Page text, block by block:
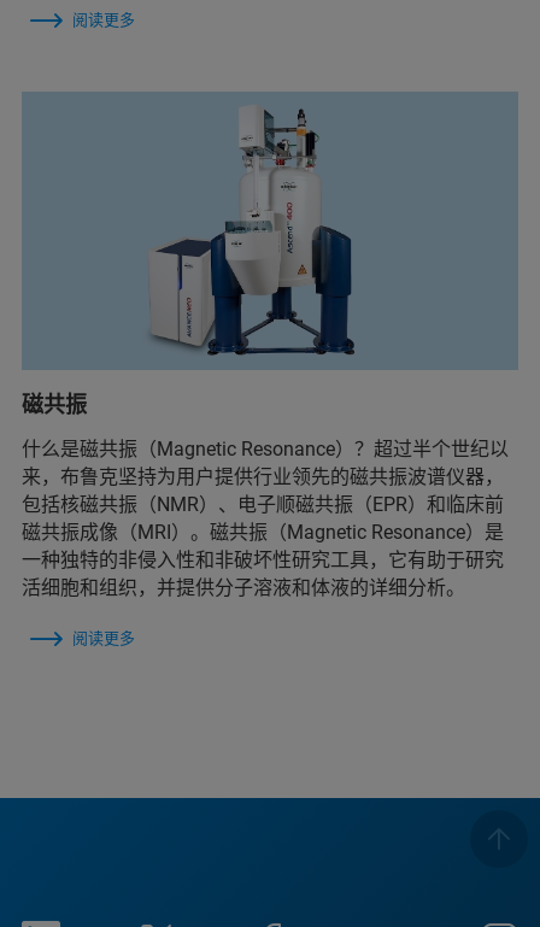
阅读更多
磁共振
什么是磁共振（Magnetic Resonance）？超过半个世纪以
来，布鲁克坚持为用户提供行业领先的磁共振波谱仪器，
包括核磁共振（NMR）、电子顺磁共振（EPR）和临床前
磁共振成像（MRI）。磁共振（Magnetic Resonance）是
一种独特的非侵入性和非破坏性研究工具，它有助于研究
活细胞和组织，并提供分子溶液和体液的详细分析。
阅读更多